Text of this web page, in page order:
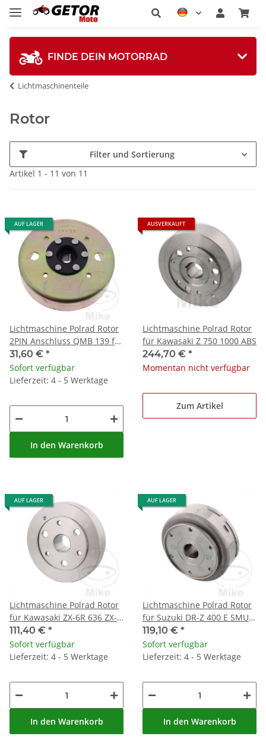
FINDE DEIN MOTORRAD
Lichtmaschinenteile
Rotor
Filter und Sortierung
Artikel 1 - 11 von 11
AUF LAGER
Lichtmaschine Polrad Rotor
2PIN Anschluss QMB 139 für
diverse Modelle
31,60 € *
Sofort verfügbar
Lieferzeit: 4 - 5 Werktage
In den Warenkorb
AUSVERKAUFT
Lichtmaschine Polrad Rotor
für Kawasaki Z 750 1000 ABS
244,70 € *
Momentan nicht verfügbar
Zum Artikel
AUF LAGER
Lichtmaschine Polrad Rotor
für Kawasaki ZX-6R 636 ZX-
6RR 600 Ninja
111,40 € *
Sofort verfügbar
Lieferzeit: 4 - 5 Werktage
In den Warenkorb
AUF LAGER
Lichtmaschine Polrad Rotor
für Suzuki DR-Z 400 E SMU
SM S
119,10 € *
Sofort verfügbar
Lieferzeit: 4 - 5 Werktage
In den Warenkorb